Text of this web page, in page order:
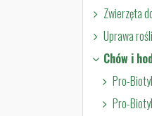
Zwierzęta
Uprawa
Chów i
Pro-
Pro-